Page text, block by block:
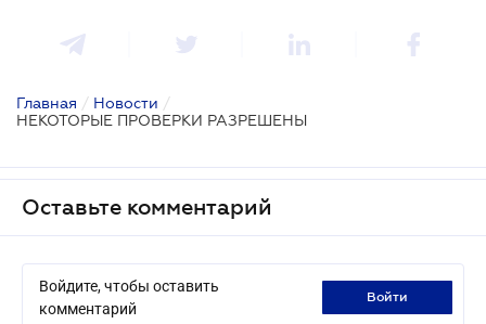
Главная / Новости /
НЕКОТОРЫЕ ПРОВЕРКИ РАЗРЕШЕНЫ
Оставьте комментарий
Войдите, чтобы оставить
комментарий
войти